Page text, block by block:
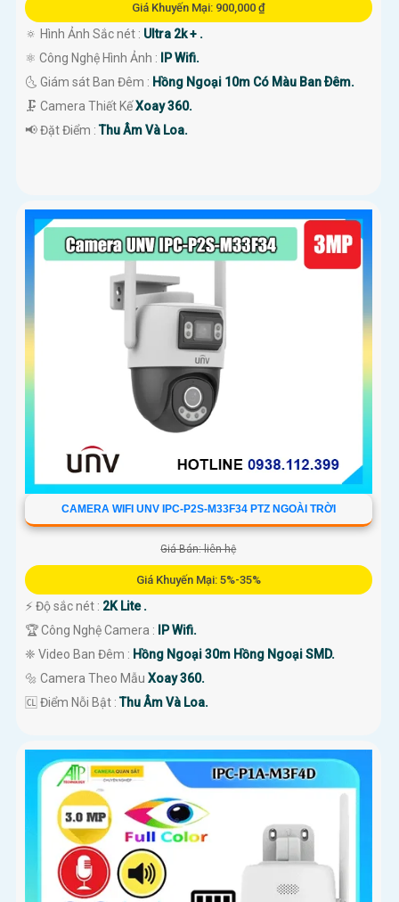
Giá Khuyến Mại: 900,000 ₫
🔅 Hình Ảnh Sắc nét : Ultra 2k + .
⚛️ Công Nghệ Hình Ảnh :
IP Wifi.
🌜 Giám sát Ban Đêm : Hồng Ngoại 10m Có Màu Ban Ðêm.
🗜️ Camera Thiết KếXoay 360.
️📢 Đặt Điểm :Thu Âm Và Loa.
CAMERA WIFI UNV IPC-P2S-M33F34 PTZ NGOÀI TRỜI
Giá Bán: liên hệ
Giá Khuyến Mại: 5%-35%
️⚡ Độ sắc nét : 2K Lite .
🏆 Công Nghệ Camera : IP Wifi.
❈ Video Ban Đêm : Hồng Ngoại 30m Hồng Ngoại SMD.
🔩 Camera Theo Mẫu Xoay 360.
️🆑 Điểm Nỗi Bật :Thu Âm Và Loa.